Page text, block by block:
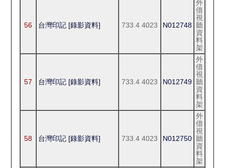
56 台灣印記 [錄影資料] 733.4 4023 N012748
外
借
視
聽
資
料
架
57 台灣印記 [錄影資料] 733.4 4023 N012749
外
借
視
聽
資
料
架
58 台灣印記 [錄影資料] 733.4 4023 N012750
外
借
視
聽
資
料
架